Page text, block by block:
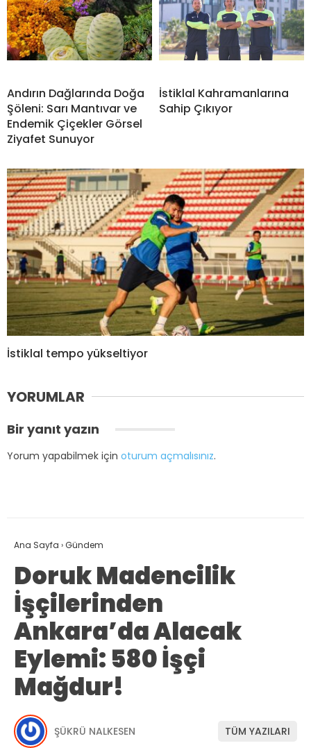
Andırın Dağlarında Doğa
Şöleni: Sarı Mantıvar ve
Endemik Çiçekler Görsel
Ziyafet Sunuyor
İstiklal Kahramanlarına
Sahip Çıkıyor
İstiklal tempo yükseltiyor
YORUMLAR
Bir yanıt yazın
Yorum yapabilmek için oturum açmalısınız.
Ana Sayfa ›Gündem
Doruk Madencilik
İşçilerinden
Ankara’da Alacak
Eylemi: 580 İşçi
Mağdur!
ŞÜKRÜ NALKESEN TÜM YAZILARI